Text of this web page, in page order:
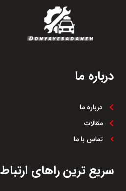
درباره ما
درباره ما
مقالات
تماس با ما
سریع ترین راهای ارتباط